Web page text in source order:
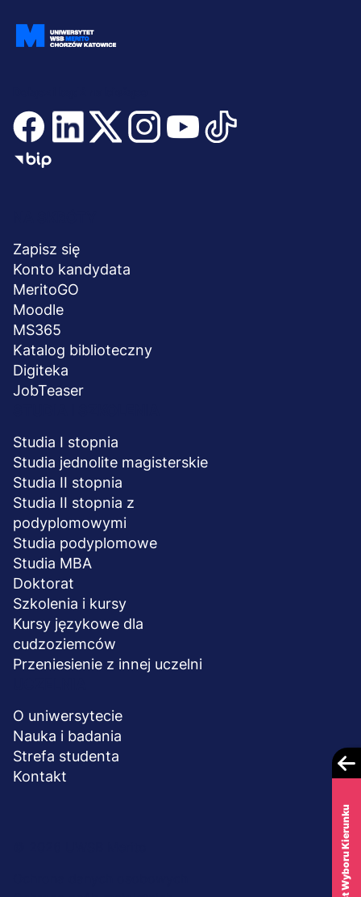
stopka
Zapisz się
Konto kandydata
MeritoGO
Moodle
MS365
Katalog biblioteczny
Digiteka
JobTeaser
Studia I stopnia
Studia jednolite magisterskie
Studia II stopnia
Studia II stopnia z
podyplomowymi
Studia podyplomowe
Studia MBA
Doktorat
Szkolenia i kursy
Kursy językowe dla
cudzoziemców
Przeniesienie z innej uczelni
O uniwersytecie
Nauka i badania
Strefa studenta
Kontakt
Test Wyboru Kierunku